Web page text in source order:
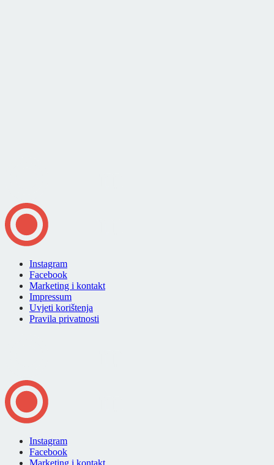
Instagram
Facebook
Marketing i kontakt
Impressum
Uvjeti korištenja
Pravila privatnosti
Instagram
Facebook
Marketing i kontakt